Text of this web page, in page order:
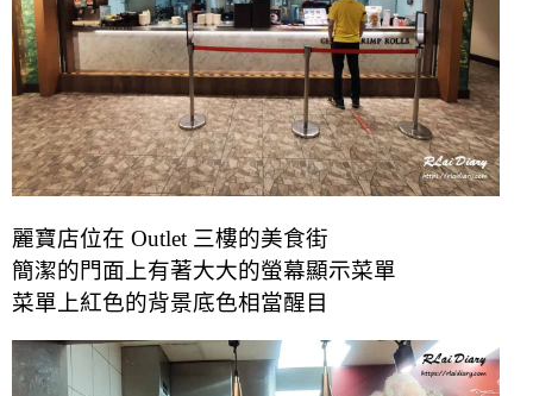
麗寶店位在 Outlet 三樓的美食街
簡潔的門面上有著大大的螢幕顯示菜單
菜單上紅色的背景底色相當醒目